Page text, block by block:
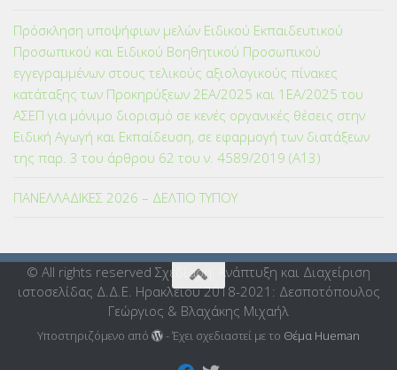
Πρόσκληση υποψήφιων μελών Ειδικού Εκπαιδευτικού
Προσωπικού και Ειδικού Βοηθητικού Προσωπικού
εγγεγραμμένων στους τελικούς αξιολογικούς πίνακες
κατάταξης των Προκηρύξεων 2ΕΑ/2025 και 1ΕΑ/2025 του
ΑΣΕΠ για μόνιμο διορισμό σε κενές οργανικές θέσεις στην
Ειδική Αγωγή και Εκπαίδευση, σε εφαρμογή των διατάξεων
της παρ. 3 του άρθρου 62 του ν. 4589/2019 (Α΄13)
ΠΑΝΕΛΛΑΔΙΚΕΣ 2026 – ΔΕΛΤΙΟ ΤΥΠΟΥ
© All rights reserved Σχεδίαση, Ανάπτυξη και Διαχείριση
ιστοσελίδας Δ.Δ.Ε. Ηρακλείου 2018-2021: Δεσποτόπουλος
Γεώργιος & Βλαχάκης Μιχαήλ
Υποστηριζόμενο από - Έχει σχεδιαστεί με το Θέμα Ηueman